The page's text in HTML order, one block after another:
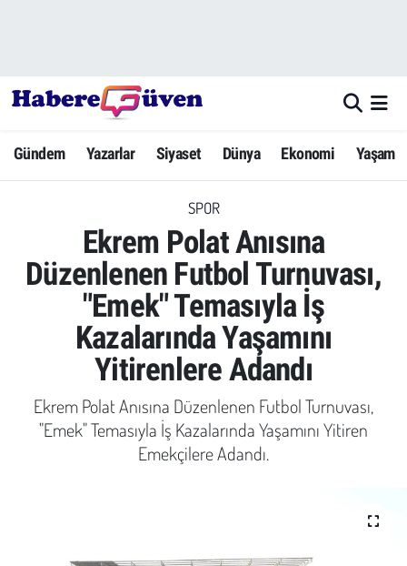
Gündem Yazarlar Siyaset Dünya Ekonomi Yaşam
SPOR
Ekrem Polat Anısına
Düzenlenen Futbol Turnuvası,
"Emek" Temasıyla İş
Kazalarında Yaşamını
Yitirenlere Adandı
Ekrem Polat Anısına Düzenlenen Futbol Turnuvası,
"Emek" Temasıyla İş Kazalarında Yaşamını Yitiren
Emekçilere Adandı.
Yazarlar
Dünya
Ekonomi
Yaşam
Yerel Haberler
Sağlık
Hava Durumu
Trafik Durumu
Süper Lig Puan Durumu ve Fikstür
Tüm Manşetler
Son Dakika Haberleri
Haber Arşivi